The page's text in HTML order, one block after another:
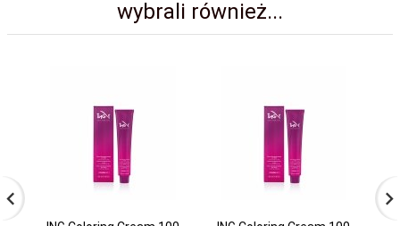
wybrali również...